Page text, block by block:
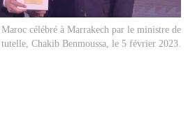
célébré à Marrakech par le ministre de
tutelle, Chakib Benmoussa, le 5 février 2023.